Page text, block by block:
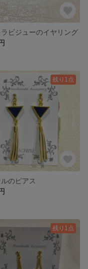
ビジューのイヤリング
残り1点
のピアス
残り1点